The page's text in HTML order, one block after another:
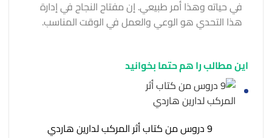
في حياته وهذا أمر طبيعي. إن مفتاح النجاح في إدارة
هذا التحدي هو الوعي والعمل في الوقت المناسب.
این مطالب را هم حتما بخوانید
9 دروس من كتاب أثر المرکب لدارين هاردي